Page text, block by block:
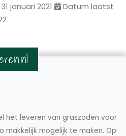
januari 2021
Datum laatst
het leveren van graszoden voor
makkelijk mogelijk te maken. Op